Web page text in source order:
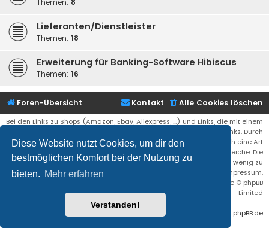
Diese Website nutzt Cookies, um dir den
bestmöglichen Komfort bei der Nutzung zu
bieten. Mehr erfahren
Verstanden!
Themen: 8
Lieferanten/Dienstleister
Themen: 18
Erweiterung für Banking-Software Hibiscus
Themen: 16
Foren-Übersicht Alle Cookies löschen
Kontakt
Bei den Links zu Shops (Amazon, Ebay, Aliexpress, ...) und Links, die mit einem
Stern (*) markiert sind, kann es sich um sogenannte Affiliate Links. Durch
den Kauf eines Produktes über einen Affiliate Link erhälte ich eine Art
Umsatzbeteiligung gutgeschrieben. Für euch bleibt der Preis der gleiche. Die
Einnahmen helfen die Hostgebühren für diese Webseite ein wenig zu
reduzieren. Siehe auch das Impressum.
® Forum Software © phpBB
Limited
Deutsche Übersetzung durch phpBB.de